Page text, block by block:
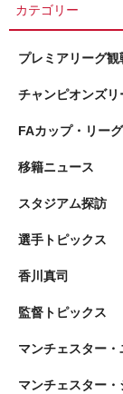
カテゴリー
プレミアリーグ観
チャンピオンズリ
FAカップ・リー
移籍ニュース
スタジアム探訪
選手トピックス
香川真司
監督トピックス
マンチェスター
マンチェスター